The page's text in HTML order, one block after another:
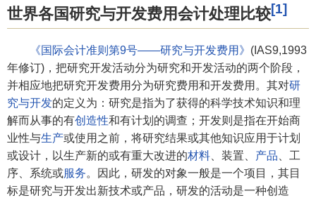
世界各国研究与开发费用会计处理比较[1]
《国际会计准则第9号——研究与开发费用》 (IAS9,1993
年修订)，把研究开发活动分为研究和开发活动的两个阶段，
并相应地把研究开发费用分为研究费用和开发费用。其对研
究与开发的定义为：研究是指为了获得的科学技术知识和理
解而从事的有创造性和有计划的调查；开发则是指在开始商
业性与生产或使用之前，将研究结果或其他知识应用于计划
或设计，以生产新的或有重大改进的材料 、装置、 产品 、工
序、系统或服务。因此，研发的对象一般是一个项目，其目
标是研究与开发出新技术或产品，研发的活动是一种创造